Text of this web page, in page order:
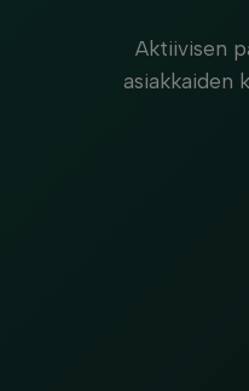
Aktiivisen
asiakkaiden